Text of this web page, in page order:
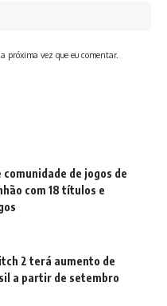
próxima vez que eu comentar.
comunidade de jogos de
com 18 títulos e
2 terá aumento de
a partir de setembro